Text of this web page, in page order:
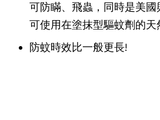
可防瞞、飛蟲，同時是美國
可使用在塗抹型驅蚊劑的天
防蚊時效比一般更長!